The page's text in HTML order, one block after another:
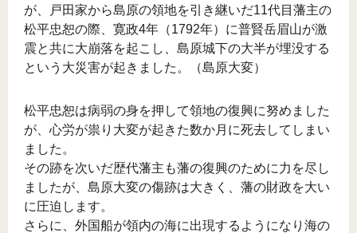
が、戸田家から島原の領地を引き継いだ11代目藩主の
松平忠恕の際、寛政4年（1792年）に普賢岳眉山が激
震と共に大崩落を起こし、島原城下の大半が埋没する
という大災害が起きました。（島原大変）
松平忠恕は病弱の身を押して領地の復興に努めました
が、心労が祟り大変が起きた数か月に死去してしまい
ました。
その跡を次いだ歴代藩主も藩の復興のために力を尽し
ましたが、島原大変の傷跡は大きく、藩の財政を大い
に圧迫します。
さらに、外国船が領内の海に出現するようになり海の